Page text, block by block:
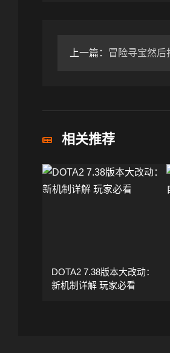
上一篇： 冒险寻宝然后打败
相关推荐
DOTA2 7.38版本大改动：
新机制详解 玩家必看